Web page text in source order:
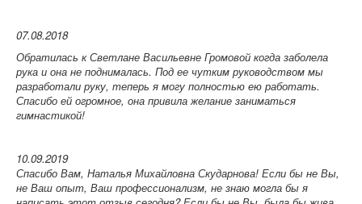
07.08.2018
Обратилась к Светлане Васильевне Громовой когда заболела
рука и она не поднималась. Под ее чутким руководством мы
разработали руку, теперь я могу полностью ею работать.
Спасибо ей огромное, она привила желание заниматься
гимнастикой!
10.09.2019
Спасибо Вам, Наталья Михайловна Скударнова! Если бы не Вы,
не Ваш опыт, Ваш профессионализм, не знаю могла бы я